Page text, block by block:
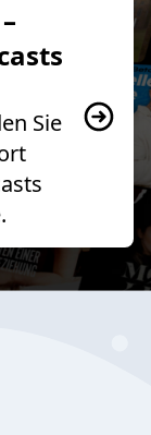
Sie